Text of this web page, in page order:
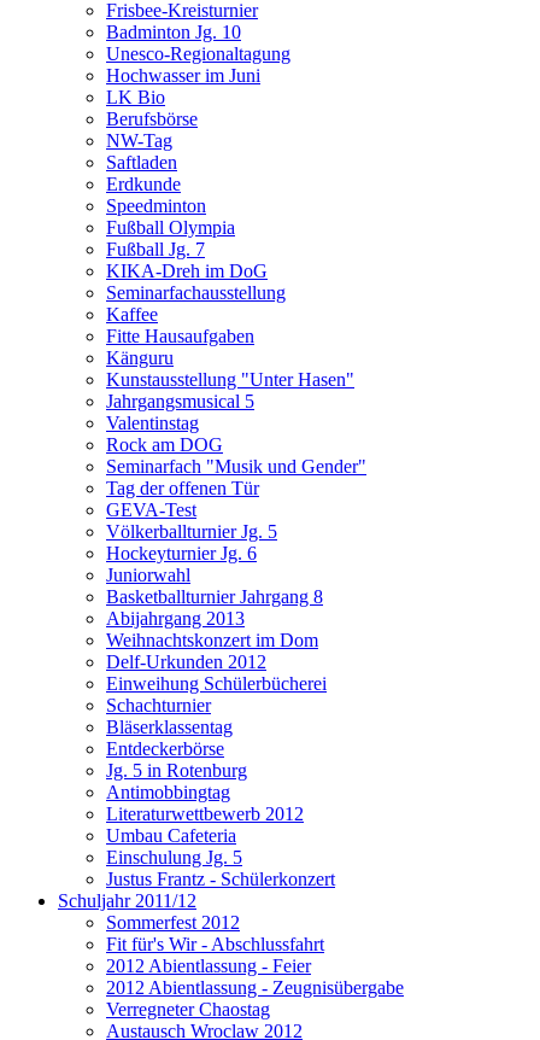
Frisbee-Kreisturnier
Badminton Jg. 10
Unesco-Regionaltagung
Hochwasser im Juni
LK Bio
Berufsbörse
NW-Tag
Saftladen
Erdkunde
Speedminton
Fußball Olympia
Fußball Jg. 7
KIKA-Dreh im DoG
Seminarfachausstellung
Kaffee
Fitte Hausaufgaben
Känguru
Kunstausstellung "Unter Hasen"
Jahrgangsmusical 5
Valentinstag
Rock am DOG
Seminarfach "Musik und Gender"
Tag der offenen Tür
GEVA-Test
Völkerballturnier Jg. 5
Hockeyturnier Jg. 6
Juniorwahl
Basketballturnier Jahrgang 8
Abijahrgang 2013
Weihnachtskonzert im Dom
Delf-Urkunden 2012
Einweihung Schülerbücherei
Schachturnier
Bläserklassentag
Entdeckerbörse
Jg. 5 in Rotenburg
Antimobbingtag
Literaturwettbewerb 2012
Umbau Cafeteria
Einschulung Jg. 5
Justus Frantz - Schülerkonzert
Schuljahr 2011/12
Sommerfest 2012
Fit für's Wir - Abschlussfahrt
2012 Abientlassung - Feier
2012 Abientlassung - Zeugnisübergabe
Verregneter Chaostag
Austausch Wroclaw 2012